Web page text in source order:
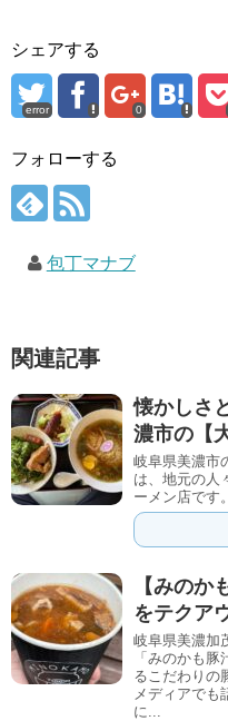
シェアする
error 0
フォローする
包丁マナブ
関連記事
懐かしさ
濃市の【
岐阜県美濃市
は、地元の人
ーメン店です
【みのか
をテクア
岐阜県美濃加
「みのかも
るこだわりの
メディアでも
に...